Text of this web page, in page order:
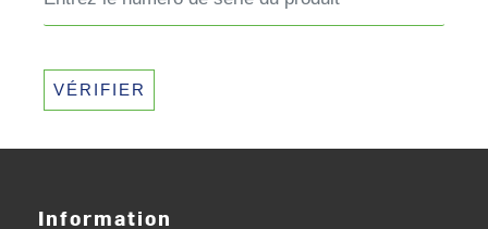
VÉRIFIER
Information